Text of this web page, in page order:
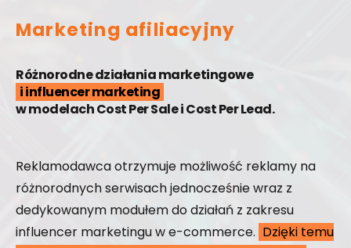
Marketing afiliacyjny
Różnorodne działania marketingowe
i influencer marketing
w modelach Cost Per Sale i Cost Per Lead.
Reklamodawca otrzymuje możliwość reklamy na
różnorodnych serwisach jednocześnie wraz z
dedykowanym modułem do działań z zakresu
influencer marketingu w e-commerce. Dzięki temu